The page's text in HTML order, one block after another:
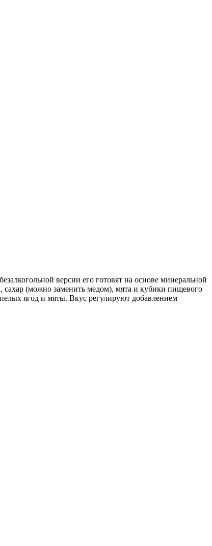
версии его готовят на основе минеральной
(можно заменить медом), мята и кубики пищевого
ягод и мяты. Вкус регулируют добавлением